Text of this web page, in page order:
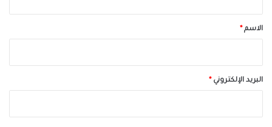
*الاسم*
البريد الإلكتروني*